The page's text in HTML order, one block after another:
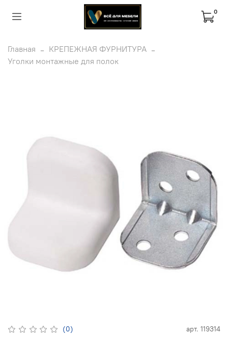
0
Главная
КРЕПЕЖНАЯ ФУРНИТУРА
Уголки монтажные для полок
(0) арт. 119314